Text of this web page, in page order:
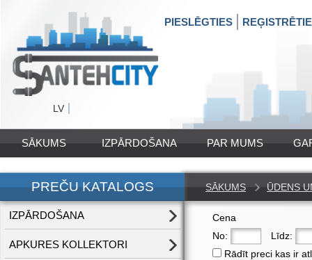
LV
PIESLĒGTIES
SĀKUMS IZPĀRDOŠANA PAR MUMS
PREČU KATALOGS
IZPĀRDOŠANA
APKURES KOLLEKTORI
SĀKUMS ŪDENS
Cena
No:
Līdz:
Rādīt preci kas ir